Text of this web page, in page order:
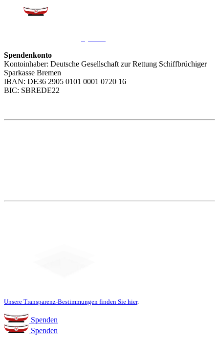
Spendenkonto
Kontoinhaber: Deutsche Gesellschaft zur Rettung Schiffbrüchiger
Sparkasse Bremen
IBAN: DE36 2905 0101 0001 0720 16
BIC: SBREDE22
Unsere Transparenz-Bestimmungen finden Sie hier.
Spenden
Spenden